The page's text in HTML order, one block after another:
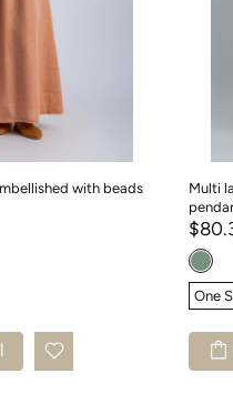
with beads
Multi
One